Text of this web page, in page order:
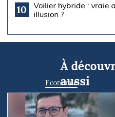
10
Voilier hybride : vraie
illusion ?
À
aussi
Economie